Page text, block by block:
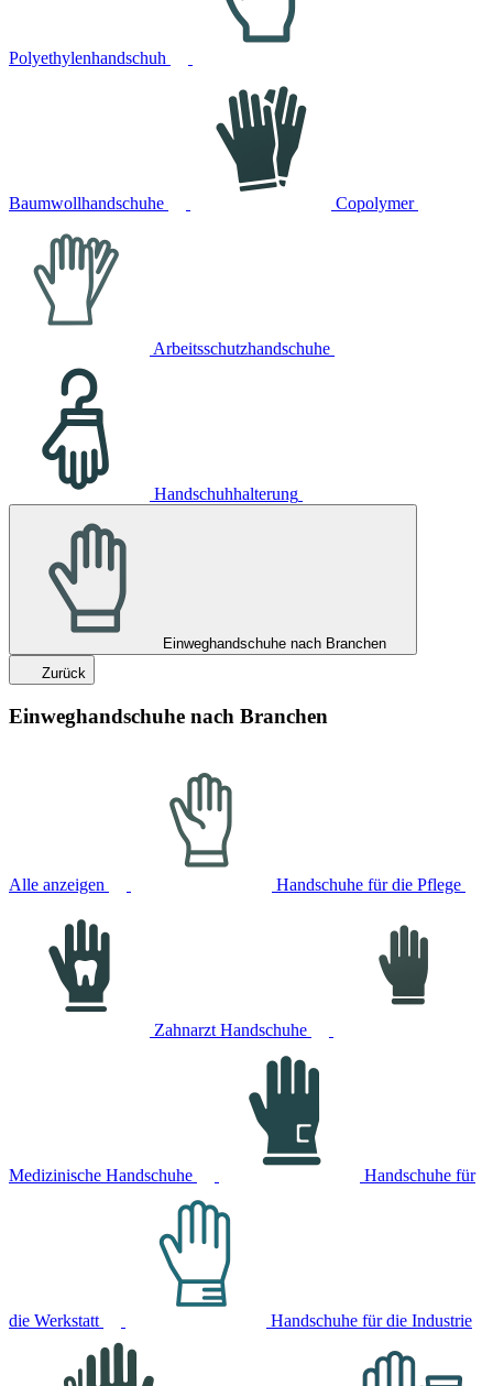
Polyethylenhandschuh
Baumwollhandschuhe Copolymer
Arbeitsschutzhandschuhe
Handschuhhalterung
Einweghandschuhe nach Branchen
Zurück
Einweghandschuhe nach Branchen
Alle anzeigen Handschuhe für die Pflege
Zahnarzt Handschuhe
Medizinische Handschuhe Handschuhe für
die Werkstatt Handschuhe für die Industrie